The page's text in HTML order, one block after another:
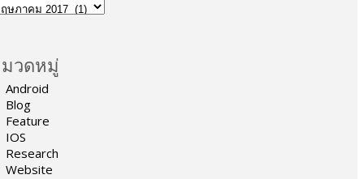
วดหมู่
Android
Blog
Feature
IOS
Research
Website